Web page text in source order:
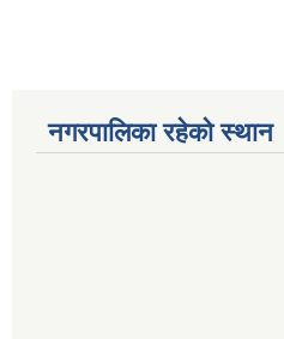
नगरपालिका रहेको स्थान